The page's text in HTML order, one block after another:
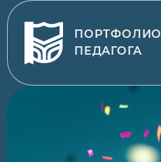
ПОРТФОЛИО
ПЕДАГОГА